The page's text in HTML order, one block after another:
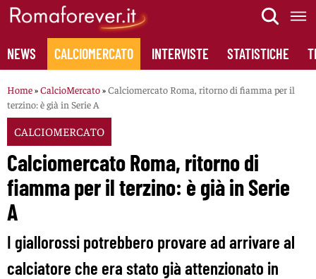
Skip
content
NEWS CALCIOMERCATO INTERVISTE STATISTICHE
Home»CalcioMercato»Calciomercato Roma, ritorno di fiamma per il
terzino: è già in Serie A
CALCIOMERCATO
Calciomercato Roma, ritorno di
fiamma per il terzino: è già in Serie
A
I giallorossi potrebbero provare ad arrivare al
calciatore che era stato già attenzionato in